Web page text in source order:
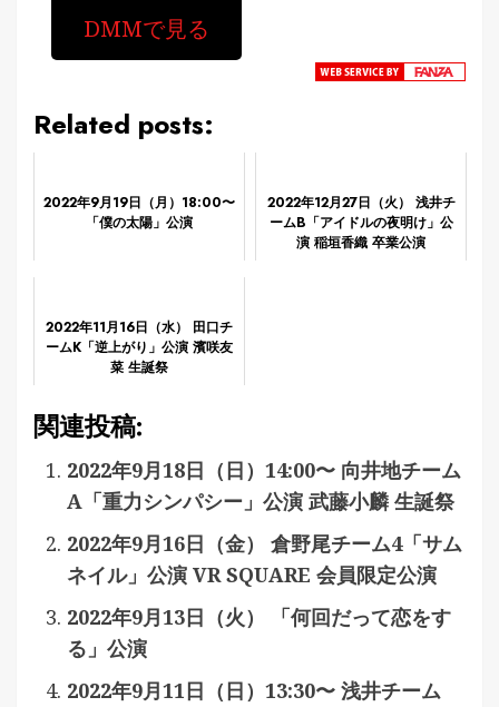
DMMで見る
Related posts:
2022年9月19日（月）18:00〜
「僕の太陽」公演
2022年12月27日（火） 浅井チ
ームB「アイドルの夜明け」公
演 稲垣香織 卒業公演
2022年11月16日（水） 田口チ
ームK「逆上がり」公演 濱咲友
菜 生誕祭
関連投稿:
2022年9月18日（日）14:00〜 向井地チーム
A「重力シンパシー」公演 武藤小麟 生誕祭
2022年9月16日（金） 倉野尾チーム4「サム
ネイル」公演 VR SQUARE 会員限定公演
2022年9月13日（火） 「何回だって恋をす
る」公演
2022年9月11日（日）13:30〜 浅井チーム